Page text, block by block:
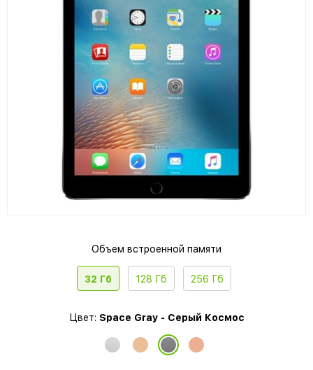
Объем встроенной памяти
32 Гб 128 Гб 256 Гб
Цвет: Space Gray - Серый Космос